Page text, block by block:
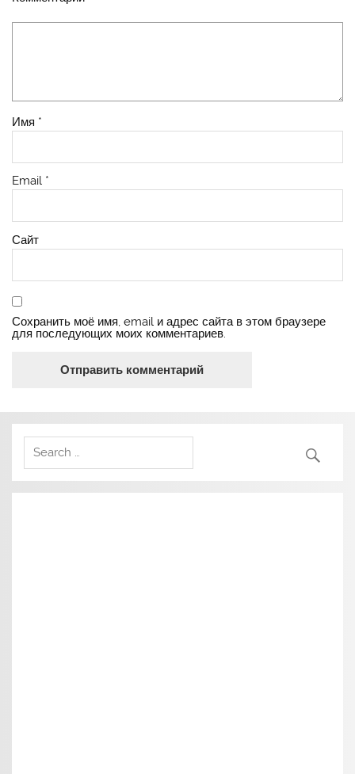
Имя *
Email *
Сайт
Сохранить моё имя, email и адрес сайта в этом браузере
для последующих моих комментариев.